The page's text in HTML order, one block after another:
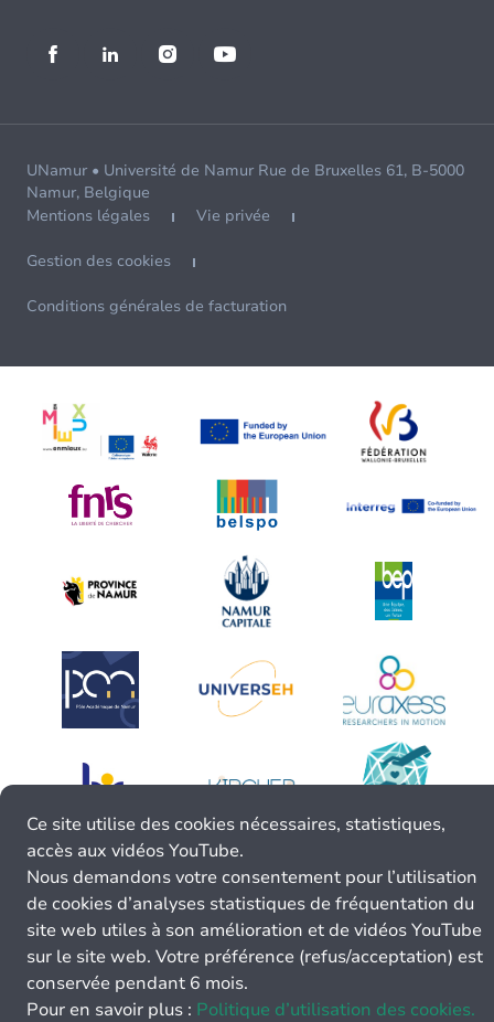
UNamur • Université de Namur Rue de Bruxelles 61, B-5000
Namur, Belgique
Mentions légales
Vie privée
Gestion des cookies
Conditions générales de facturation
Ce site utilise des cookies nécessaires, statistiques,
accès aux vidéos YouTube.
Nous demandons votre consentement pour l’utilisation
de cookies d’analyses statistiques de fréquentation du
site web utiles à son amélioration et de vidéos YouTube
sur le site web. Votre préférence (refus/acceptation) est
conservée pendant 6 mois.
Pour en savoir plus : Politique d’utilisation des cookies.